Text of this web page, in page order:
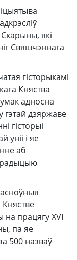
які
Свяшчэннага
гісторыкамі
Княства
адносна
гэтай дзяржаве
гісторыі
уніі і яе
аб
Княстве
на працягу XVI
па яе
500 назваў